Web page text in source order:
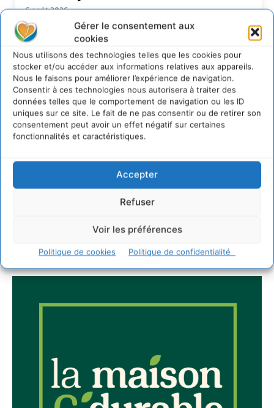
Gérer le consentement aux
cookies
Nous utilisons des technologies telles que les cookies pour
stocker et/ou accéder aux informations relatives aux appareils.
Nous le faisons pour améliorer l’expérience de navigation.
Consentir à ces technologies nous autorisera à traiter des
données telles que le comportement de navigation ou les ID
uniques sur ce site. Le fait de ne pas consentir ou de retirer son
consentement peut avoir un effet négatif sur certaines
fonctionnalités et caractéristiques.
Accepter
Refuser
Voir les préférences
Politique de cookies Politique de confidentialité
6 août 2026
S’inspirer de l’arbre pour un modèle
économique régénératif du vivant …
5 août 2026
IPBES : le « GIEC de la biodiversité » appelle les
entreprises à devenir des alliées du vivant
4 août 2026
Newsletter
JE M'ABONNE